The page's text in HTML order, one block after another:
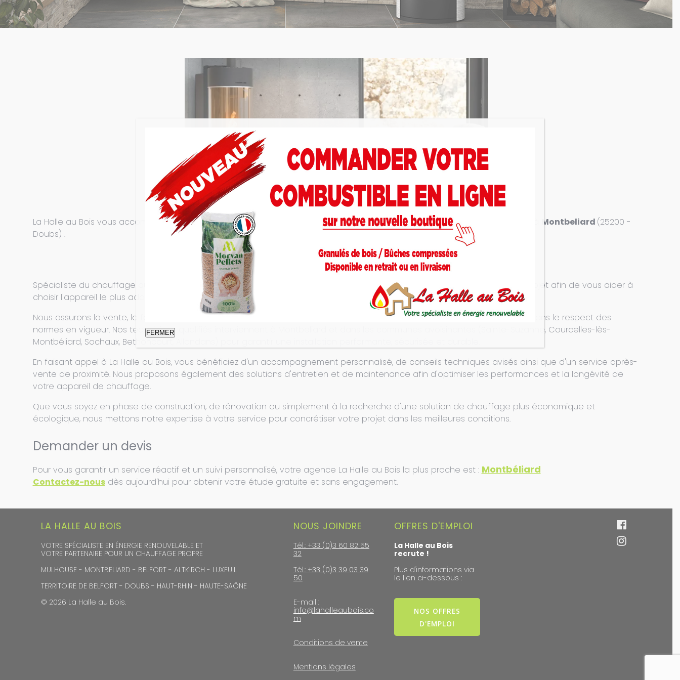
La Halle au Bois vous accompagne dans votre projet d'installation de votrePoêle à granulés Thermorossi BELLAVISTA R3 Montbeliard (25200 -
Doubs) .
CONSULTER LA FICHE PRODUIT
Spécialiste du chauffage au bois depuis de nombreuses années, notre équipe vous conseille à chaque étape de votre projet afin de vous aider à
choisir l'appareil le plus adapté à votre habitation, à vos besoins de chauffage et à votre budget.
Nous assurons la vente, la fourniture, l'installation et la mise en service de votre Poêle à granulés Thermorossi BELLAVISTA R3 dans le respect des
normes en vigueur. Nos techniciens qualifiés interviennent à Montbeliard et dans les communes avoisinantes (Sainte-Suzanne, Courcelles-lès-
Montbéliard, Sochaux, Bethoncourt, Allondans) pour garantir une installation performante, sécurisée et durable.
En faisant appel à La Halle au Bois, vous bénéficiez d'un accompagnement personnalisé, de conseils techniques avisés ainsi que d'un service après-
vente de proximité. Nous proposons également des solutions d'entretien et de maintenance afin d'optimiser les performances et la longévité de
votre appareil de chauffage.
Que vous soyez en phase de construction, de rénovation ou simplement à la recherche d'une solution de chauffage plus économique et
écologique, nous mettons notre expertise à votre service pour concrétiser votre projet dans les meilleures conditions.
Demander un devis
Pour vous garantir un service réactif et un suivi personnalisé, votre agence La Halle au Bois la plus proche est : Montbéliard
Contactez-nousdès aujourd'hui pour obtenir votre étude gratuite et sans engagement.
LA HALLE AU BOIS
VOTRE SPÉCIALISTE EN ÉNERGIE RENOUVELABLE ET
VOTRE PARTENAIRE POUR UN CHAUFFAGE PROPRE
MULHOUSE - MONTBELIARD - BELFORT - ALTKIRCH - LUXEUIL
TERRITOIRE DE BELFORT - DOUBS - HAUT-RHIN - HAUTE-SAÔNE
© 2026 La Halle au Bois.
NOUS JOINDRE
Tél.: +33 (0)3 60 82 55
32
Tél.: +33 (0)3 39 03 39
50
E-mail :
info@lahalleaubois.co
m
Conditions de vente
Mentions légales
OFFRES D'EMPLOI
La Halle au Bois
recrute !
Plus d'informations via
le lien ci-dessous :
NOS OFFRES
D'EMPLOI
FERMER